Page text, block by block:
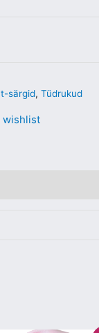
särgid, Tüdrukud
wishlist